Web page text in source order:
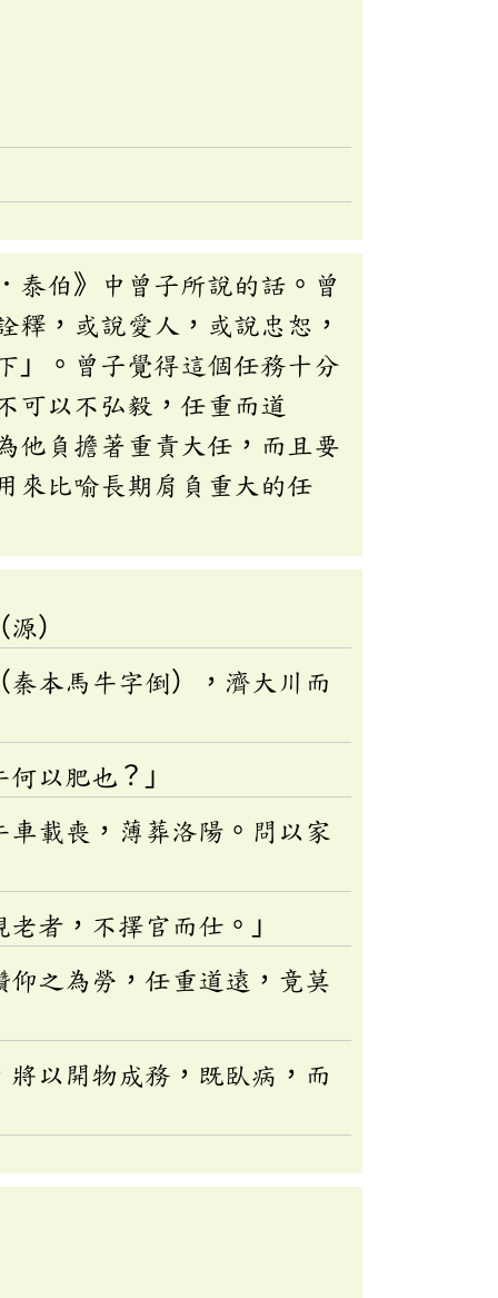
泰伯》中曾子所說的話。曾
釋，或說愛人，或說忠恕，
」。曾子覺得這個任務十分
可以不弘毅，任重而道
他負擔著重責大任，而且要
來比喻長期肩負重大的任
）
本馬牛字倒），濟大川而
以肥也？」
載喪，薄葬洛陽。問以家
者，不擇官而仕。」
之為勞，任重道遠，竟莫
以開物成務，既臥病，而